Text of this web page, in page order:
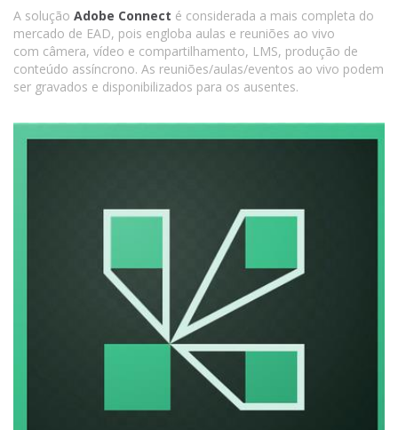
A solução Adobe Connect é considerada a mais completa do
mercado de EAD, pois engloba aulas e reuniões ao vivo
com câmera, vídeo e compartilhamento, LMS, produção de
conteúdo assíncrono. As reuniões/aulas/eventos ao vivo podem
ser gravados e disponibilizados para os ausentes.